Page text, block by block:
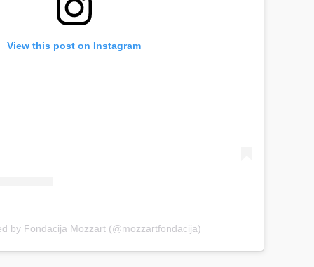
View this post on Instagram
by Fondacija Mozzart (@mozzartfondacija)